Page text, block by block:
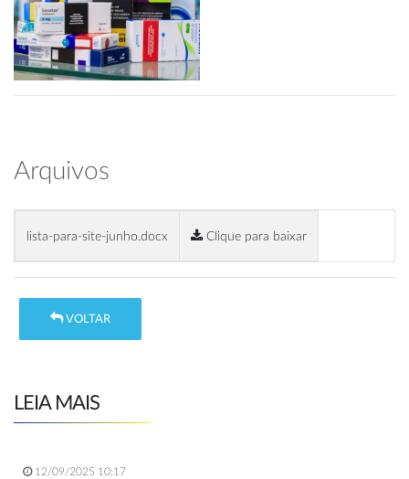
Arquivos
lista-para-site-junho.docx Clique para baixar
VOLTAR
LEIA MAIS
12/09/2025 10:17